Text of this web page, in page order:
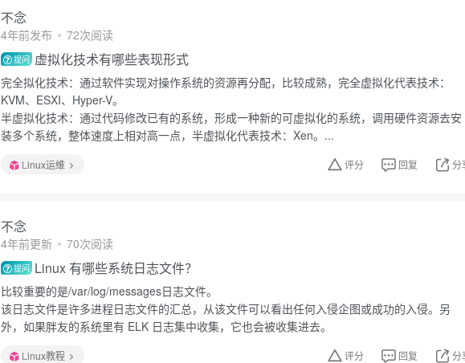
不念
4年前发布 72次阅读
提问 虚拟化技术有哪些表现形式
完全拟化技术：通过软件实现对操作系统的资源再分配，比较成熟，完全虚拟化代表技术：
KVM、ESXI、Hyper-V。
半虚拟化技术：通过代码修改已有的系统，形成一种新的可虚拟化的系统，调用硬件资源去安
装多个系统，整体速度上相对高一点，半虚拟化代表技术：Xen。...
Linux运维 评分 回复 分
不念
4年前更新 70次阅读
提问 Linux 有哪些系统日志文件？
比较重要的是/var/log/messages日志文件。
该日志文件是许多进程日志文件的汇总，从该文件可以看出任何入侵企图或成功的入侵。另
外，如果胖友的系统里有 ELK 日志集中收集，它也会被收集进去。
Linux教程 评分 回复 分